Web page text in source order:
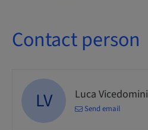
Contact person
LV Luca Vicedomini
Send email